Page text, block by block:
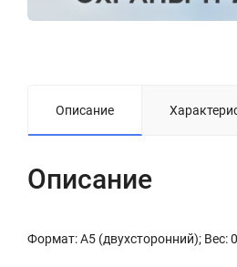
Описание
Описание
Формат: А5 (двухсторонний); Вес: